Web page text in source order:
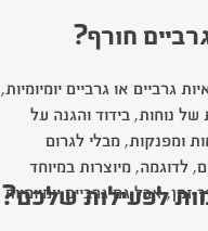
חורף?
גרביים או גרביים יומיומיות,
נוחות, בידוד והגנה על
ומפנקות, מבלי לגרום
לדוגמה, מיוצרות במיוחד
אבל גם גרביים יומיומיות
לפעילות שלכם?